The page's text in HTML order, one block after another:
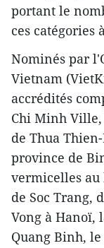
portant le
ces catégories
Nominés par
Vietnam
accrédités
Chi Minh
de Thua
province de
vermicelles
de Soc Trang,
Vong à Hanoï,
Quang Binh,